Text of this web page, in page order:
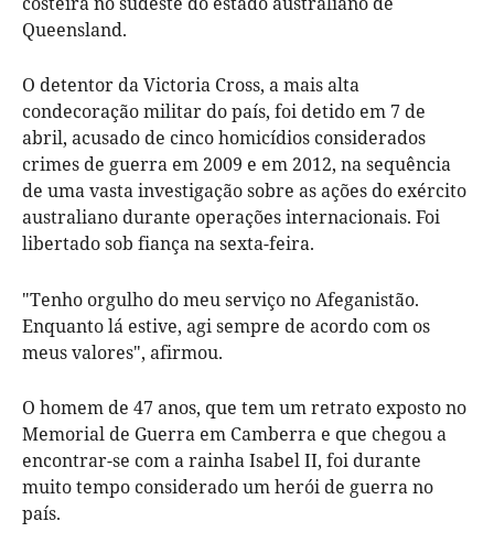
Queensland.
O detentor da Victoria Cross, a mais alta
condecoração militar do país, foi detido em 7 de
abril, acusado de cinco homicídios considerados
crimes de guerra em 2009 e em 2012, na sequência
de uma vasta investigação sobre as ações do exército
australiano durante operações internacionais. Foi
libertado sob fiança na sexta-feira.
"Tenho orgulho do meu serviço no Afeganistão.
Enquanto lá estive, agi sempre de acordo com os
meus valores", afirmou.
O homem de 47 anos, que tem um retrato exposto no
Memorial de Guerra em Camberra e que chegou a
encontrar-se com a rainha Isabel II, foi durante
muito tempo considerado um herói de guerra no
país.